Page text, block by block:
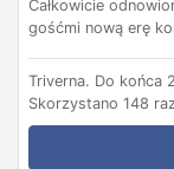
Całkowicie
gośćmi nową erę
Triverna. Do końca
Skorzystano 148